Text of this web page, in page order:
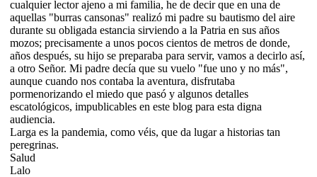
cualquier lector ajeno a mi familia, he de decir que en una de
aquellas "burras cansonas" realizó mi padre su bautismo del aire
durante su obligada estancia sirviendo a la Patria en sus años
mozos; precisamente a unos pocos cientos de metros de donde,
años después, su hijo se preparaba para servir, vamos a decirlo así,
a otro Señor. Mi padre decía que su vuelo "fue uno y no más",
aunque cuando nos contaba la aventura, disfrutaba
pormenorizando el miedo que pasó y algunos detalles
escatológicos, impublicables en este blog para esta digna
audiencia.
Larga es la pandemia, como véis, que da lugar a historias tan
peregrinas.
Salud
Lalo